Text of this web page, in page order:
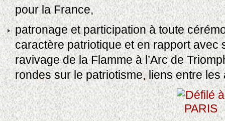
pour la France,
patronage et participation à toute
caractère patriotique et en rapport avec
ravivage de la Flamme à l’Arc de
rondes sur le patriotisme, liens entre